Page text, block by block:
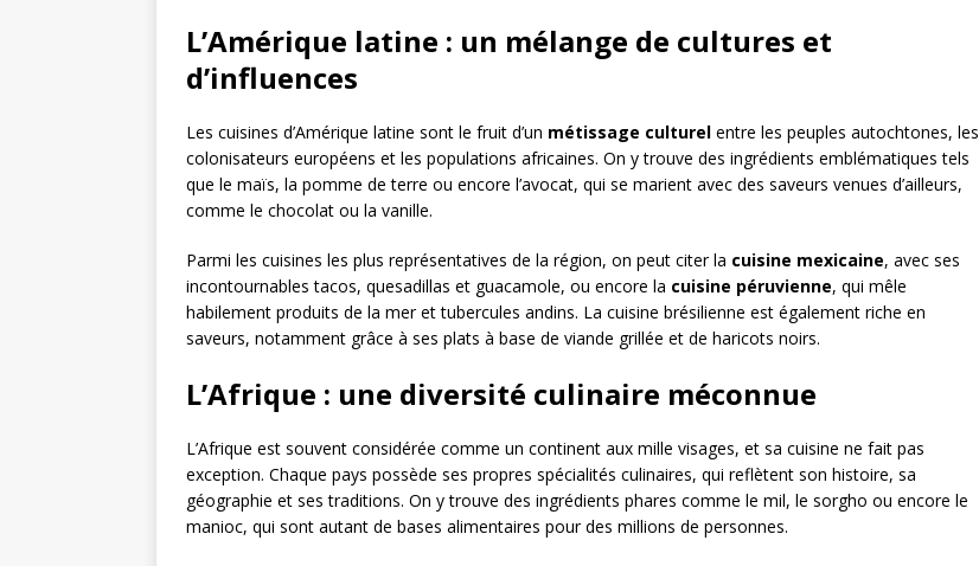
L’Amérique latine : un mélange de cultures et
d’influences
Les cuisines d’Amérique latine sont le fruit d’un métissage culturel entre les peuples autochtones, les
colonisateurs européens et les populations africaines. On y trouve des ingrédients emblématiques tels
que le maïs, la pomme de terre ou encore l’avocat, qui se marient avec des saveurs venues d’ailleurs,
comme le chocolat ou la vanille.
Parmi les cuisines les plus représentatives de la région, on peut citer la cuisine mexicaine, avec ses
incontournables tacos, quesadillas et guacamole, ou encore la cuisine péruvienne, qui mêle
habilement produits de la mer et tubercules andins. La cuisine brésilienne est également riche en
saveurs, notamment grâce à ses plats à base de viande grillée et de haricots noirs.
L’Afrique : une diversité culinaire méconnue
L’Afrique est souvent considérée comme un continent aux mille visages, et sa cuisine ne fait pas
exception. Chaque pays possède ses propres spécialités culinaires, qui reflètent son histoire, sa
géographie et ses traditions. On y trouve des ingrédients phares comme le mil, le sorgho ou encore le
manioc, qui sont autant de bases alimentaires pour des millions de personnes.